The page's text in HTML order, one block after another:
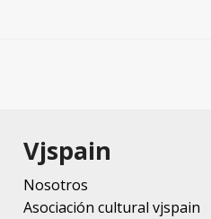
Vjspain
Nosotros
Asociación cultural vjspain